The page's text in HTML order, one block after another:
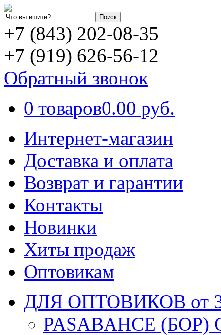
+7 (843) 202-08-35
+7 (919) 626-56-12
Обратный звонок
0 товаров0.00 руб.
Интернет-магазин
Доставка и оплата
Возврат и гарантии
Контакты
Новинки
Хиты продаж
Оптовикам
ДЛЯ ОПТОВИКОВ от
PASABAHCE (БОР)